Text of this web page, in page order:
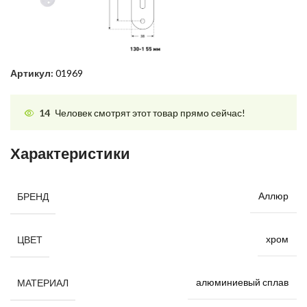
Артикул: 01969
14 Человек смотрят этот товар прямо сейчас!
Характеристики
БРЕНД Аллюр
ЦВЕТ хром
МАТЕРИАЛ алюминиевый сплав